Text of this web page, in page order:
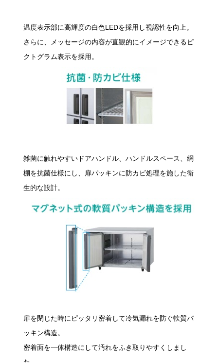
温度表示部に高輝度の白色LEDを採用し視認性を向上。
さらに、メッセージの内容が直観的にイメージできるピ
クトグラム表示を採用。
雑菌に触れやすいドアハンドル、ハンドルスペース、網
棚を抗菌仕様にし、扉パッキンに防カビ処理を施した衛
生的な設計。
扉を閉じた時にピッタリ密着して冷気漏れを防ぐ軟質パ
ッキン構造。
密着面を一体構造にして汚れをふき取りやすくしまし